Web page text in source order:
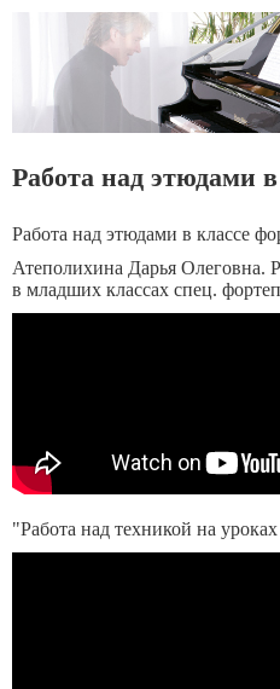
Работа над этюдами
Работа над этюдами в классе
Атеполихина Дарья Олеговна.
в младших классах спец.
"Работа над техникой на